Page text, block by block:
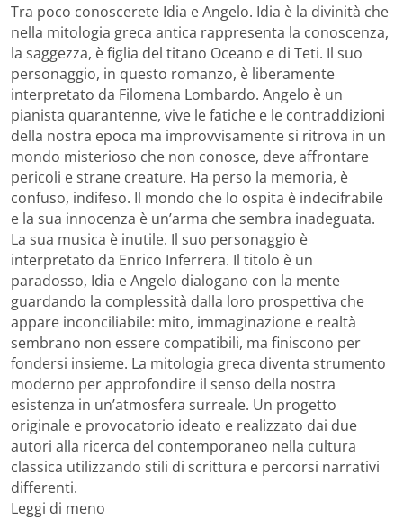
Tra poco conoscerete Idia e Angelo. Idia è la divinità che
nella mitologia greca antica rappresenta la conoscenza,
la saggezza, è figlia del titano Oceano e di Teti. Il suo
personaggio, in questo romanzo, è liberamente
interpretato da Filomena Lombardo. Angelo è un
pianista quarantenne, vive le fatiche e le contraddizioni
della nostra epoca ma improvvisamente si ritrova in un
mondo misterioso che non conosce, deve affrontare
pericoli e strane creature. Ha perso la memoria, è
confuso, indifeso. Il mondo che lo ospita è indecifrabile
e la sua innocenza è un’arma che sembra inadeguata.
La sua musica è inutile. Il suo personaggio è
interpretato da Enrico Inferrera. Il titolo è un
paradosso, Idia e Angelo dialogano con la mente
guardando la complessità dalla loro prospettiva che
appare inconciliabile: mito, immaginazione e realtà
sembrano non essere compatibili, ma finiscono per
fondersi insieme. La mitologia greca diventa strumento
moderno per approfondire il senso della nostra
esistenza in un’atmosfera surreale. Un progetto
originale e provocatorio ideato e realizzato dai due
autori alla ricerca del contemporaneo nella cultura
classica utilizzando stili di scrittura e percorsi narrativi
differenti.
Leggi di meno